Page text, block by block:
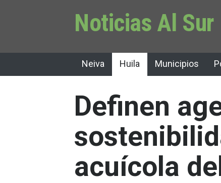
Noticias Al Sur
Neiva Huila Municipios
Definen
acuícola